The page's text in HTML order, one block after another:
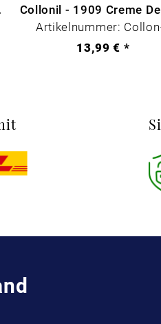
Artikelnummer:
13,99 € *